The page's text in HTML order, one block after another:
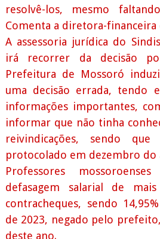
resolvê-los, mesmo
Comenta a diretora-financeira
A assessoria jurídica do
irá recorrer da decisão
Prefeitura de Mossoró
uma decisão errada, tendo
informações importantes,
informar que não tinha
reivindicações, sendo
protocolado em dezembro do
Professores
defasagem salarial de
contracheques, sendo
de 2023, negado pelo
deste ano.